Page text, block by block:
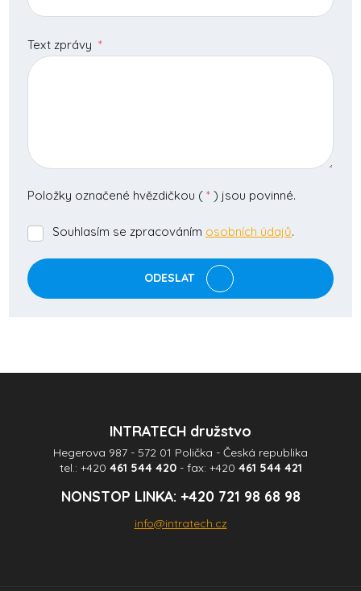
Text zprávy *
Položky označené hvězdičkou ( * ) jsou povinné.
Souhlasím
zpracováním
osobních
údajů.
Souhlasím se zpracováním osobních údajů.
ODESLAT
odeslat.
INTRATECH družstvo
Hegerova 987 - 572 01 Polička - Česká republika
tel.: +420 461 544 420- fax: +420 461 544 421
NONSTOP LINKA: +420 721 98 68 98
info@intratech.cz